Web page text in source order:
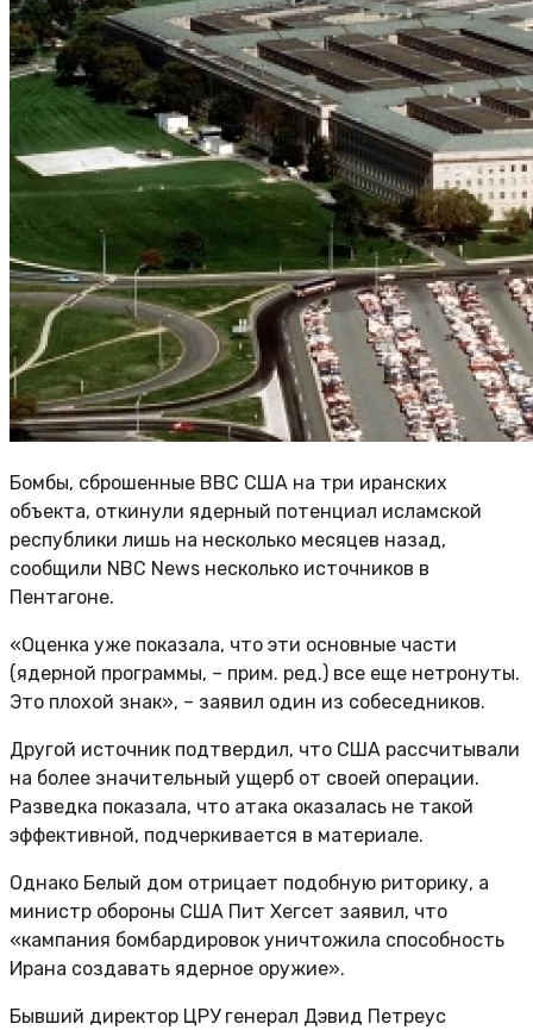
Бомбы, сброшенные ВВС США на три иранских
объекта, откинули ядерный потенциал исламской
республики лишь на несколько месяцев назад,
сообщили NBC News несколько источников в
Пентагоне.
«Оценка уже показала, что эти основные части
(ядерной программы, – прим. ред.) все еще нетронуты.
Это плохой знак», – заявил один из собеседников.
Другой источник подтвердил, что США рассчитывали
на более значительный ущерб от своей операции.
Разведка показала, что атака оказалась не такой
эффективной, подчеркивается в материале.
Однако Белый дом отрицает подобную риторику, а
министр обороны США Пит Хегсет заявил, что
«кампания бомбардировок уничтожила способность
Ирана создавать ядерное оружие».
Бывший директор ЦРУ генерал Дэвид Петреус